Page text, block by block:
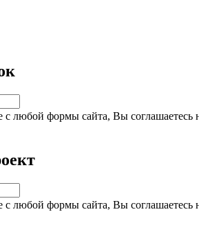
любой формы сайта, Вы соглашаетесь
любой формы сайта, Вы соглашаетесь